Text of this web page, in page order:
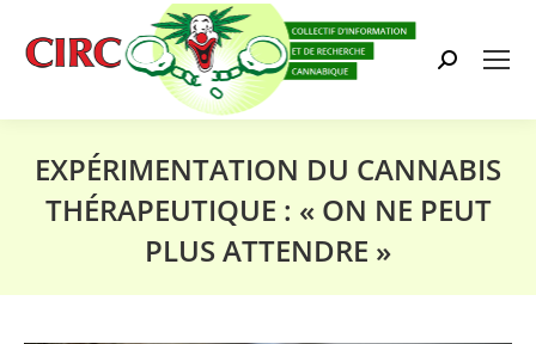
Search:
EXPÉRIMENTATION DU CANNABIS
THÉRAPEUTIQUE : « ON NE PEUT
PLUS ATTENDRE »